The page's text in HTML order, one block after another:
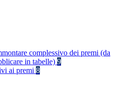
complessivo dei premi (da
in tabelle) 9
ai premi 8